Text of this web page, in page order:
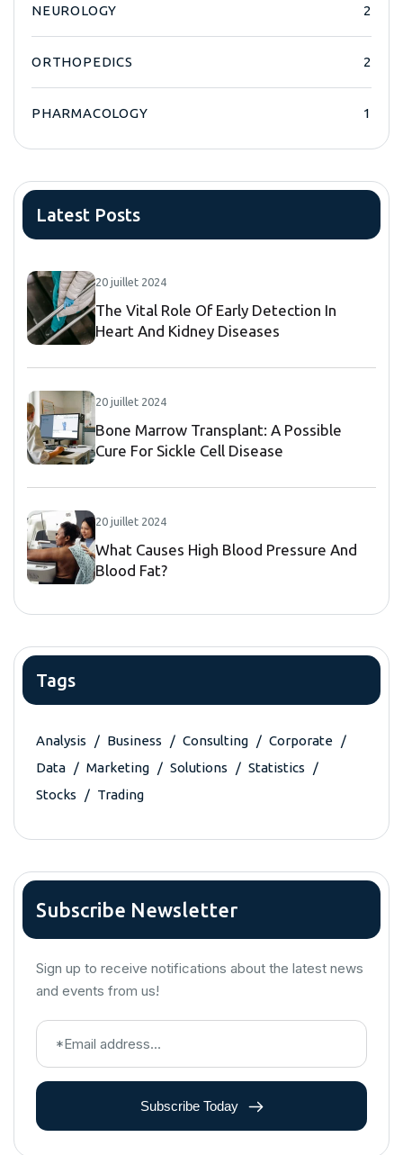
NEUROLOGY 2
ORTHOPEDICS 2
PHARMACOLOGY 1
Latest Posts
20 juillet 2024
The Vital Role Of Early Detection In
Heart And Kidney Diseases
20 juillet 2024
Bone Marrow Transplant: A Possible
Cure For Sickle Cell Disease
20 juillet 2024
What Causes High Blood Pressure And
Blood Fat?
Tags
Analysis Business Consulting
Corporate
Data
Marketing Solutions
Statistics
Stocks
Trading
Subscribe Newsletter
Sign up to receive notifications about the latest news
and events from us!
Subscribe Today